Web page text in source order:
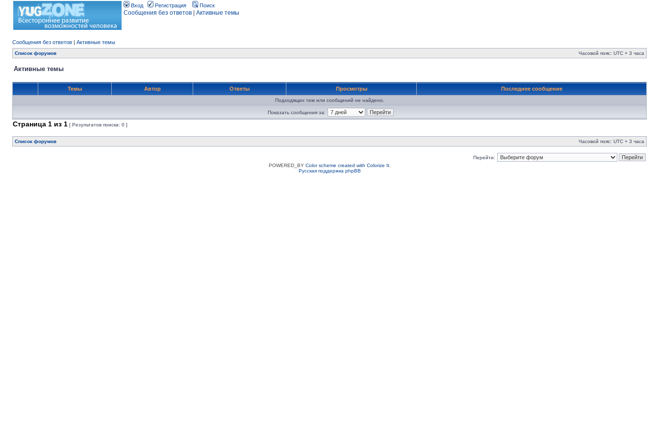
Вход Регистрация Поиск
Сообщения без ответов Активные темы
Сообщения без ответов | Активные темы
Список форумов Часовой пояс: UTC + 3 часа
Активные темы
Темы Автор Ответы Просмотры Последнее сообщение
Подходящих тем или сообщений не найдено.
Показать сообщения за:
Страница 1 из 1 [ Результатов поиска: 0 ]
Список форумов Часовой пояс: UTC + 3 часа
Перейти:
POWERED_BY Color scheme created with Colorize It.
Русская поддержка phpBB